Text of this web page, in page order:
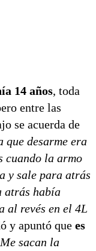
14 años, toda
entre las
se acuerda de
que desarme era
cuando la armo
y sale para atrás
atrás había
al revés en el 4L
y apuntó que es
sacan la